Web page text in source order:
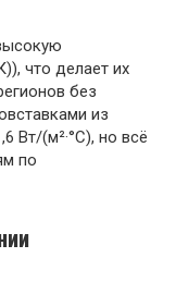
что делает их
без
из
Вт/(м²·°C), но всё
по